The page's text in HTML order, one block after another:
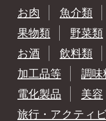
お肉
魚介類
果物類
野菜類
お酒
飲料類
加工品等
調味
電化製品
美容
旅行・アクティ